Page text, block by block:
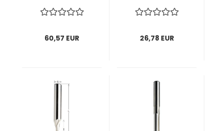
rechts; 1 VPE = 1
60,57 EUR
z1 rechts; 1 VPE = 1
26,78 EUR